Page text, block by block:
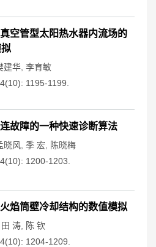
空管型太阳热水器内流场的
建华 李育敏
1195-1199.
故障的一种快速诊断算法
晓风 季 宏
陈晓梅
1200-1203.
焰筒壁冷却结构的数值模拟
田 涛
陈 钦
1204-1209.